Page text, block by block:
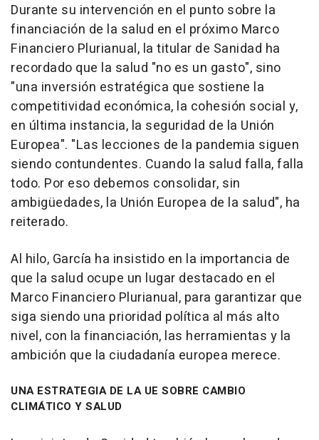
Durante su intervención en el punto sobre la
financiación de la salud en el próximo Marco
Financiero Plurianual, la titular de Sanidad ha
recordado que la salud "no es un gasto", sino
"una inversión estratégica que sostiene la
competitividad económica, la cohesión social y,
en última instancia, la seguridad de la Unión
Europea". "Las lecciones de la pandemia siguen
siendo contundentes. Cuando la salud falla, falla
todo. Por eso debemos consolidar, sin
ambigüedades, la Unión Europea de la salud", ha
reiterado.
Al hilo, García ha insistido en la importancia de
que la salud ocupe un lugar destacado en el
Marco Financiero Plurianual, para garantizar que
siga siendo una prioridad política al más alto
nivel, con la financiación, las herramientas y la
ambición que la ciudadanía europea merece.
UNA ESTRATEGIA DE LA UE SOBRE CAMBIO
CLIMÁTICO Y SALUD